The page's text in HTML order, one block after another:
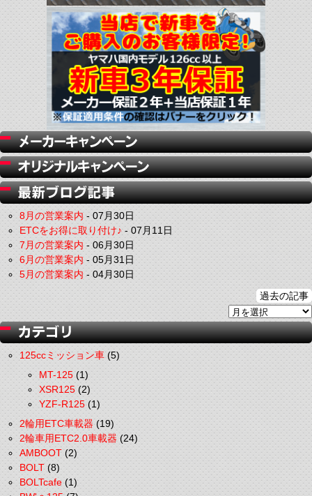
8月の営業案内-07月30日
ETCをお得に取り付け♪-07月11日
7月の営業案内-06月30日
6月の営業案内-05月31日
5月の営業案内-04月30日
過去の記事
125ccミッション車(5)
MT-125(1)
XSR125(2)
YZF-R125(1)
2輪用ETC車載器(19)
2輪車用ETC2.0車載器(24)
AMBOOT(2)
BOLT(8)
BOLTcafe(1)